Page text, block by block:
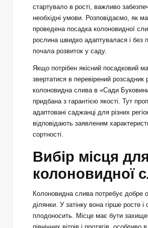
стартувало в рості, важливо
необхідні умови. Розповідаємо, як
проведена посадка колоновидної
рослина швидко адаптувалася і без
почала розвиток у саду.
Якщо потрібен якісний посадковий
звертатися в перевірений розсадник
колоновидна слива в «Сади
придбана з гарантією якості. Тут
адаптовані саджанці для різних
відповідають заявленим
сортності.
Вибір місця для
колоновидної
Колоновидна слива потребує добре
ділянки. У затінку вона гірше росте
плодоносить. Місце має бути